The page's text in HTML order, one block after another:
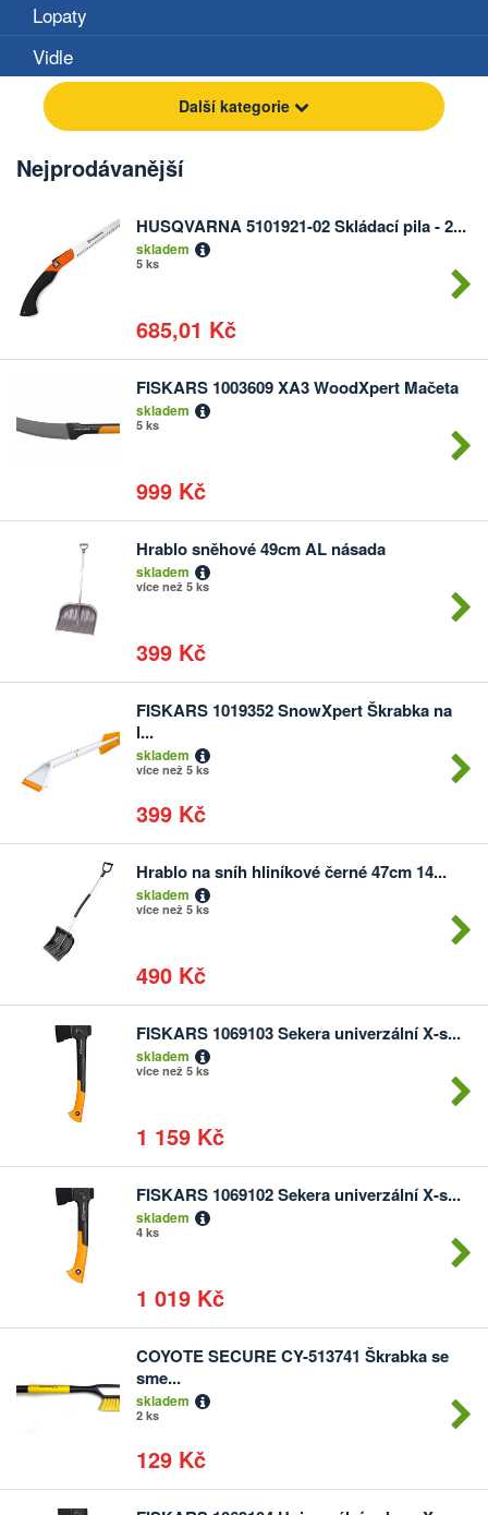
Lopaty
Vidle
Další kategorie
Nejprodávanější
HUSQVARNA 5101921-02 Skládací pila - 2...
skladem
5 ks
685,01 Kč
FISKARS 1003609 XA3 WoodXpert Mačeta
skladem
5 ks
999 Kč
Hrablo sněhové 49cm AL násada
skladem
více než 5 ks
399 Kč
FISKARS 1019352 SnowXpert Škrabka na
l...
skladem
více než 5 ks
399 Kč
Hrablo na sníh hliníkové černé 47cm 14...
skladem
více než 5 ks
490 Kč
FISKARS 1069103 Sekera univerzální X-s...
skladem
více než 5 ks
1 159 Kč
FISKARS 1069102 Sekera univerzální X-s...
skladem
4 ks
1 019 Kč
COYOTE SECURE CY-513741 Škrabka se
sme...
skladem
2 ks
129 Kč